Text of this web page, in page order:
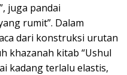
juga pandai
rumit”. Dalam
dari konstruksi urutan
khazanah kitab “Ushul
kadang terlalu elastis,